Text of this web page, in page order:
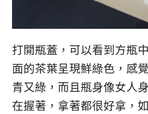
打開瓶蓋，可以看到方瓶
面的茶葉呈現鮮綠色，感
青又綠，而且瓶身像女人
在握著，拿著都很好拿，